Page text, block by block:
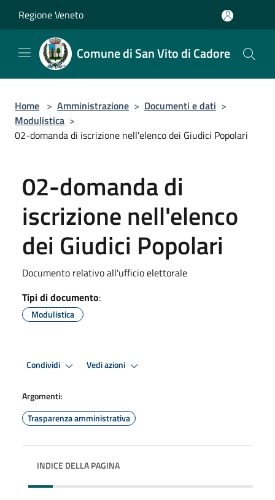
Regione Veneto
Comune di San Vito di Cadore
Home > Amministrazione > Documenti e dati >
Modulistica >
02-domanda di iscrizione nell'elenco dei Giudici Popolari
02-domanda di
iscrizione nell'elenco
dei Giudici Popolari
Documento relativo all'ufficio elettorale
Tipi di documento:
Modulistica
Condividi Vedi azioni
Argomenti:
Trasparenza amministrativa
INDICE DELLA PAGINA